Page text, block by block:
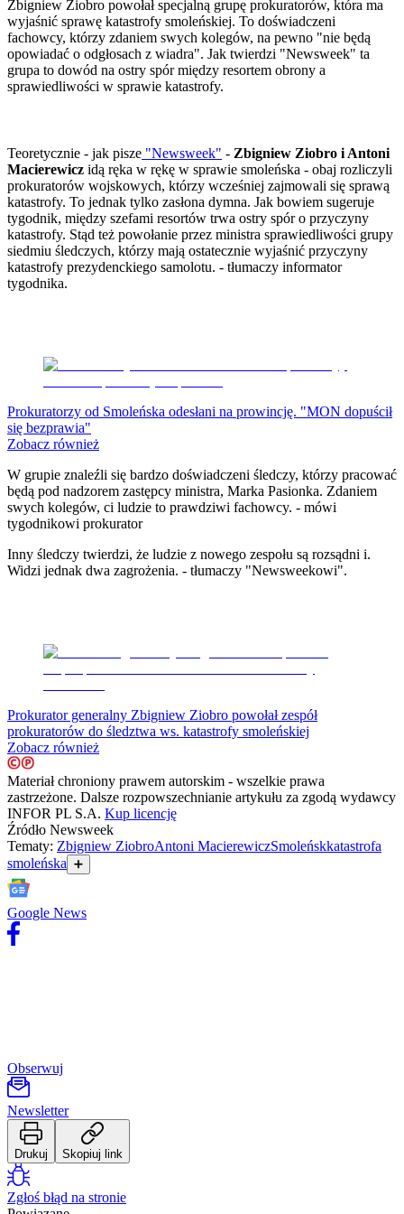
Porady
Premiery
Testy
Życie gwiazd
Aktualności
Plotki
Aktualności
Matura
Kobieta
Aktualności
Moda
Uroda
Porady
Święta
Sport
Kolarstwo
Koszykówka
Nostalgia
Łamigłówki
Kartka z kalendarza
Kultowe przeboje
Porady z tamtych lat
Wtedy się działo
Silver news
Ogród
Gotowanie
Porady
Przepisy
Ubezpieczenie
Moja szkoła
Pogoda
Moto
Quizy
Zdrowie
Choroby
Profilaktyka
Diety
Nieruchomości
Budowa i remont
Architektura i design
Kupno i wynajem
Film
Recenzje
Koncerty
Recenzje
Zapowiedzi
Kultura
Książki
Zbigniew Ziobro powołał specjalną grupę prokuratorów, która ma
wyjaśnić sprawę katastrofy smoleńskiej. To doświadczeni
fachowcy, którzy zdaniem swych kolegów, na pewno "nie będą
opowiadać o odgłosach z wiadra". Jak twierdzi "Newsweek" ta
grupa to dowód na ostry spór między resortem obrony a
sprawiedliwości w sprawie katastrofy.
Teoretycznie - jak pisze "Newsweek" - Zbigniew Ziobro i Antoni
Macierewicz idą ręka w rękę w sprawie smoleńska - obaj rozliczyli
prokuratorów wojskowych, którzy wcześniej zajmowali się sprawą
katastrofy. To jednak tylko zasłona dymna. Jak bowiem sugeruje
tygodnik, między szefami resortów trwa ostry spór o przyczyny
katastrofy. Stąd też powołanie przez ministra sprawiedliwości grupy
siedmiu śledczych, którzy mają ostatecznie wyjaśnić przyczyny
katastrofy prezydenckiego samolotu. - tłumaczy informator
tygodnika.
Prokuratorzy od Smoleńska odesłani na prowincję. "MON dopuścił
się bezprawia"
Zobacz również
W grupie znaleźli się bardzo doświadczeni śledczy, którzy pracować
będą pod nadzorem zastępcy ministra, Marka Pasionka. Zdaniem
swych kolegów, ci ludzie to prawdziwi fachowcy. - mówi
tygodnikowi prokurator
Inny śledczy twierdzi, że ludzie z nowego zespołu są rozsądni i.
Widzi jednak dwa zagrożenia. - tłumaczy "Newsweekowi".
Prokurator generalny Zbigniew Ziobro powołał zespół
prokuratorów do śledztwa ws. katastrofy smoleńskiej
Zobacz również
Materiał chroniony prawem autorskim - wszelkie prawa
zastrzeżone. Dalsze rozpowszechnianie artykułu za zgodą wydawcy
INFOR PL S.A. Kup licencję
Źródło Newsweek
Tematy: Zbigniew ZiobroAntoni MacierewiczSmoleńskkatastrofa
smoleńska ➕
Google News
Obserwuj
Newsletter
Drukuj Skopiuj link
Zgłoś błąd na stronie